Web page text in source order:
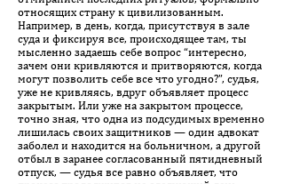
относящих страну к цивилизованным.
Например, в день, когда, присутствуя в зале
суда и фиксируя все, происходящее там, ты
мысленно задаешь себе вопрос “интересно,
зачем они кривляются и притворяются, когда
могут позволить себе все что угодно?”, судья,
уже не кривляясь, вдруг объявляет процесс
закрытым. Или уже на закрытом процессе,
точно зная, что одна из подсудимых временно
лишилась своих защитников — один адвокат
заболел и находится на больничном, а другой
отбыл в заранее согласованный пятидневный
отпуск, — судья все равно объявляет, что